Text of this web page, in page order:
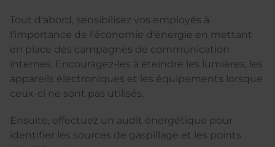
Tout d'abord, sensibilisez vos employés à
l'importance de l'économie d'énergie en mettant
en place des campagnes de communication
internes. Encouragez-les à éteindre les lumières, les
appareils électroniques et les équipements lorsque
ceux-ci ne sont pas utilisés.
Ensuite, effectuez un audit énergétique pour
identifier les sources de gaspillage et les points